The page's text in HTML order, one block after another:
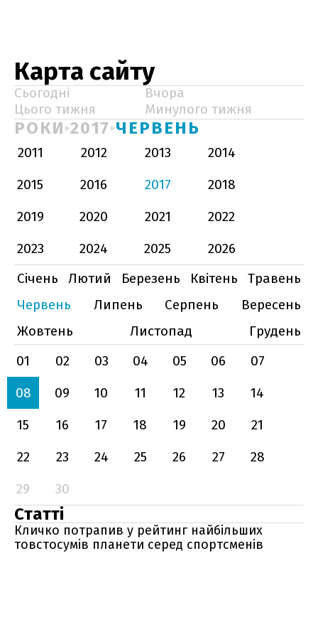
Карта сайту
Сьогодні
Вчора
Цього тижня
Минулого тижня
РОКИ 2017 ЧЕРВЕНЬ
2011 2012 2013
2014
2015
2016 2017
2018
2019
2020 2021
2022
2023
2024 2025
2026
Січень
Лютий Березень Квітень
Травень
Червень
Липень Серпень
Вересень
Жовтень
Листопад
Грудень
01
02 03 04 05 06
07
08
09 10 11 12 13
14
15
16 17 18 19 20
21
22
23 24 25 26 27
28
29
30
Статті
Кличко потрапив у рейтинг найбільших
товстосумів планети серед спортсменів